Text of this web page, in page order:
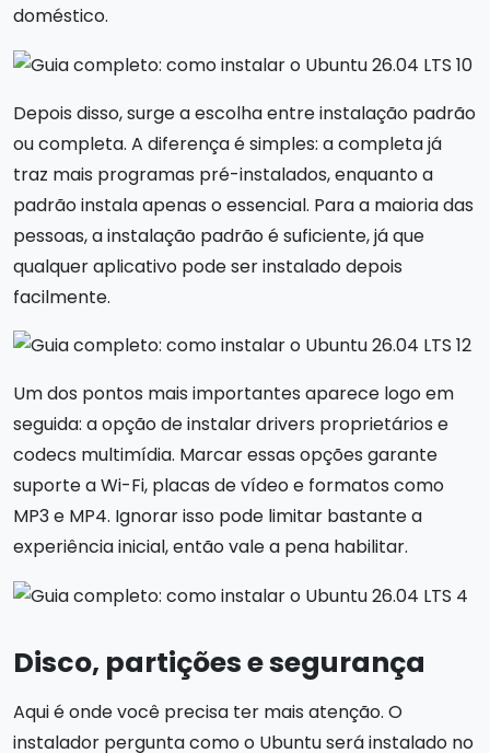
doméstico.
Depois disso, surge a escolha entre instalação padrão
ou completa. A diferença é simples: a completa já
traz mais programas pré-instalados, enquanto a
padrão instala apenas o essencial. Para a maioria das
pessoas, a instalação padrão é suficiente, já que
qualquer aplicativo pode ser instalado depois
facilmente.
Um dos pontos mais importantes aparece logo em
seguida: a opção de instalar drivers proprietários e
codecs multimídia. Marcar essas opções garante
suporte a Wi-Fi, placas de vídeo e formatos como
MP3 e MP4. Ignorar isso pode limitar bastante a
experiência inicial, então vale a pena habilitar.
Disco, partições e segurança
Aqui é onde você precisa ter mais atenção. O
instalador pergunta como o Ubuntu será instalado no